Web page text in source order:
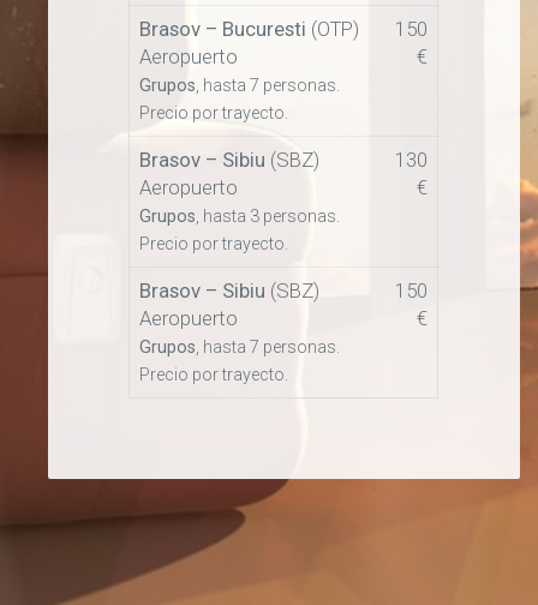
Brasov – Bucuresti (OTP)
Aeropuerto
Grupos , hasta 7 personas.
Precio por trayecto.
150
€
Brasov – Sibiu (SBZ)
Aeropuerto
Grupos , hasta 3 personas.
Precio por trayecto.
130
€
Brasov – Sibiu (SBZ)
Aeropuerto
Grupos , hasta 7 personas.
Precio por trayecto.
150
€